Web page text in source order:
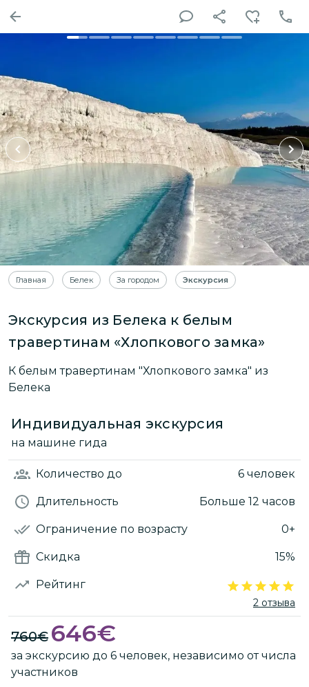
Главная Белек За городом Экскурсия
Экскурсия из Белека к белым
травертинам «Хлопкового замка»
К белым травертинам "Хлопкового замка" из
Белека
Индивидуальная экскурсия
на машине гида
Количество до 6 человек
Длительность Больше 12 часов
Ограничение по возрасту 0+
Скидка 15%
Рейтинг
2 отзыва
760€ 646€
за экскурсию до 6 человек, независимо от числа
участников